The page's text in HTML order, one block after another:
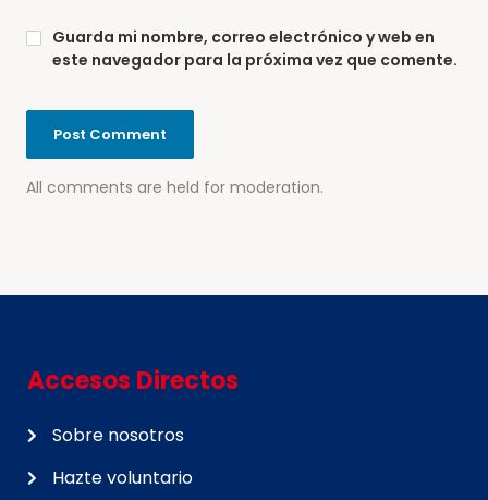
All comments are held for moderation.
Guarda mi nombre, correo electrónico y web en
este navegador para la próxima vez que comente.
Accesos Directos
Sobre nosotros
Hazte voluntario